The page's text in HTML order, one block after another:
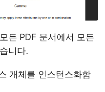
든 PDF 문서에서 모든
니다.
개체를 인스턴스화합